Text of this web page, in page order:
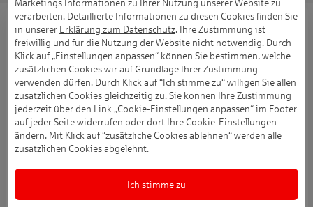
Patch SFirm 4/26.07 (05.08.2026)
Verschieben von Zahlungen in SFirm über das
Kontextmenu - auch mehrere in einem Rutsch - sind fortan
in SFirm möglich.
Weiterlesen ...
Patch 26.06 (09.07.2026)
verarbeiten. Detaillierte Informationen zu diesen Cookies finden Sie
in unserer Erklärung zum Datenschutz. Ihre Zustimmung ist
freiwillig und für die Nutzung der Website nicht notwendig. Durch
Klick auf „Einstellungen anpassen“ können Sie bestimmen, welche
zusätzlichen Cookies wir auf Grundlage Ihrer Zustimmung
verwenden dürfen. Durch Klick auf “Ich stimme zu“ willigen Sie allen
zusätzlichen Cookies gleichzeitig zu. Sie können Ihre Zustimmung
jederzeit über den Link „Cookie-Einstellungen anpassen“ im Footer
auf jeder Seite widerrufen oder dort Ihre Cookie-Einstellungen
ändern. Mit Klick auf “zusätzliche Cookies ablehnen“ werden alle
zusätzlichen Cookies abgelehnt.
Ich stimme zu